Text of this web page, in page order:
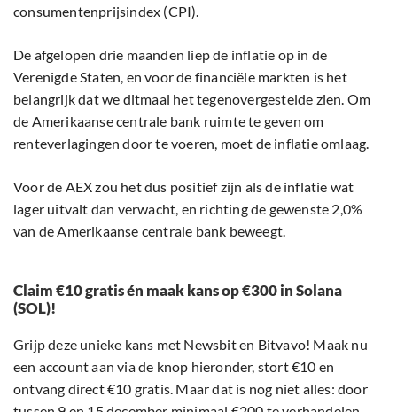
consumentenprijsindex (CPI).
De afgelopen drie maanden liep de inflatie op in de
Verenigde Staten, en voor de financiële markten is het
belangrijk dat we ditmaal het tegenovergestelde zien. Om
de Amerikaanse centrale bank ruimte te geven om
renteverlagingen door te voeren, moet de inflatie omlaag.
Voor de AEX zou het dus positief zijn als de inflatie wat
lager uitvalt dan verwacht, en richting de gewenste 2,0%
van de Amerikaanse centrale bank beweegt.
Claim €10 gratis én maak kans op €300 in Solana
(SOL)!
Grijp deze unieke kans met Newsbit en Bitvavo! Maak nu
een account aan via de knop hieronder, stort €10 en
ontvang direct €10 gratis. Maar dat is nog niet alles: door